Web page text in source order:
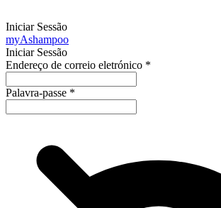
Iniciar Sessão
myAshampoo
Iniciar Sessão
Endereço de correio eletrónico *
Palavra-passe *